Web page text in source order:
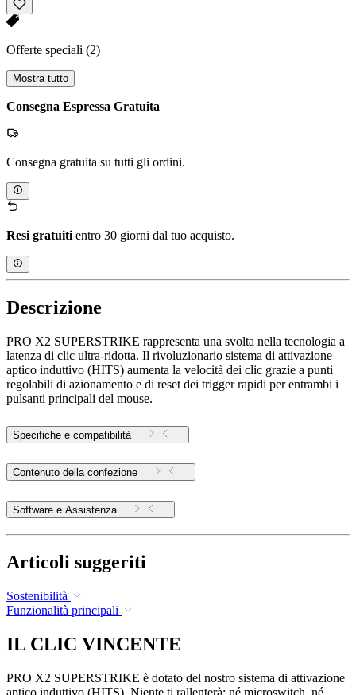
Offerte speciali (2)
Mostra tutto
Consegna Espressa Gratuita
Consegna gratuita su tutti gli ordini.
Resi gratuiti entro 30 giorni dal tuo acquisto.
Descrizione
PRO X2 SUPERSTRIKE rappresenta una svolta nella tecnologia a
latenza di clic ultra-ridotta. Il rivoluzionario sistema di attivazione
aptico induttivo (HITS) aumenta la velocità dei clic grazie a punti
regolabili di azionamento e di reset dei trigger rapidi per entrambi i
pulsanti principali del mouse.
Specifiche e compatibilità
Contenuto della confezione
Software e Assistenza
Articoli suggeriti
Sostenibilità
Funzionalità principali
IL CLIC VINCENTE
PRO X2 SUPERSTRIKE è dotato del nostro sistema di attivazione
aptico induttivo (HITS). Niente ti rallenterà: né microswitch, né